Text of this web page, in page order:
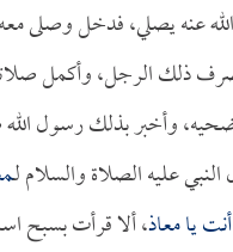
عنه يصلي، فدخل وصلى معه،
ذلك الرجل، وأكمل
وأخبر بذلك رسول الله
عليه الصلاة والسلام لـ
يامعاذ، ألا قرأت بسبح